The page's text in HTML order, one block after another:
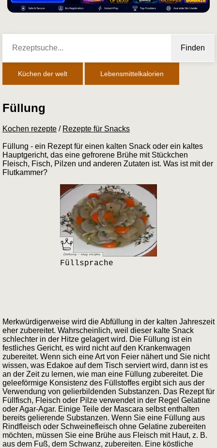
Finden
Küchen der welt Lebensmittelkalorien
Füllung
Kochen rezepte / Rezepte für Snacks
Füllung - ein Rezept für einen kalten Snack oder ein kaltes
Hauptgericht, das eine gefrorene Brühe mit Stückchen
Fleisch, Fisch, Pilzen und anderen Zutaten ist. Was ist mit der
Flutkammer?
Füllsprache
Merkwürdigerweise wird die Abfüllung in der kalten Jahreszeit
eher zubereitet. Wahrscheinlich, weil dieser kalte Snack
schlechter in der Hitze gelagert wird. Die Füllung ist ein
festliches Gericht, es wird nicht auf den Krankenwagen
zubereitet. Wenn sich eine Art von Feier nähert und Sie nicht
wissen, was Edakoe auf dem Tisch serviert wird, dann ist es
an der Zeit zu lernen, wie man eine Füllung zubereitet. Die
geleeförmige Konsistenz des Füllstoffes ergibt sich aus der
Verwendung von gelierbildenden Substanzen. Das Rezept für
Füllfisch, Fleisch oder Pilze verwendet in der Regel Gelatine
oder Agar-Agar. Einige Teile der Mascara selbst enthalten
bereits gelierende Substanzen. Wenn Sie eine Füllung aus
Rindfleisch oder Schweinefleisch ohne Gelatine zubereiten
möchten, müssen Sie eine Brühe aus Fleisch mit Haut, z. B.
aus dem Fuß, dem Schwanz, zubereiten. Eine köstliche